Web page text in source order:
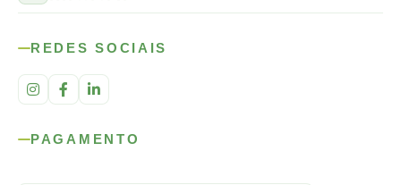
REDES SOCIAIS
PAGAMENTO